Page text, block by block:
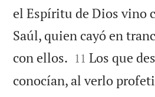
el Espíritu de Dios vino
Saúl, quien cayó en
con ellos. 

11 Los que
conocían, al verlo